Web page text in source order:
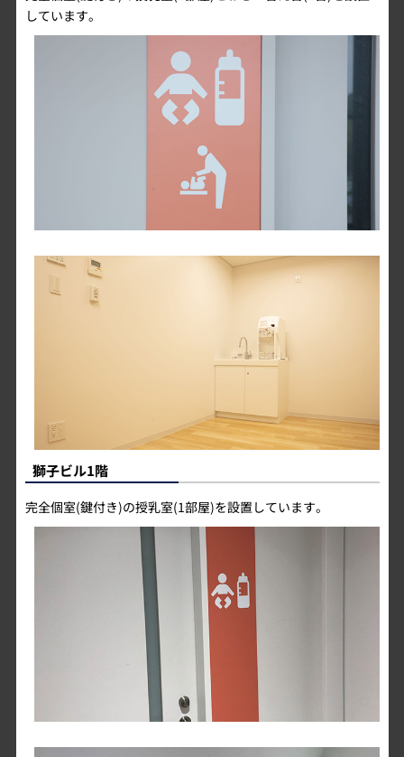
しています。
獅子ビル1階
完全個室(鍵付き)の授乳室(1部屋)を設置しています。
アメリカン・エキスプレス プレミアム® ラウンジ